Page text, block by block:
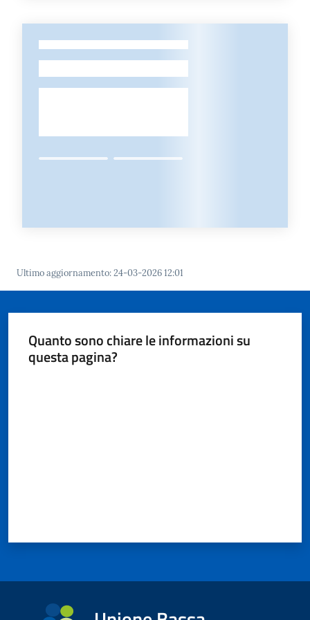
-
Ultimo aggiornamento:24-03-2026 12:01
Quanto sono chiare le informazioni su
questa pagina?